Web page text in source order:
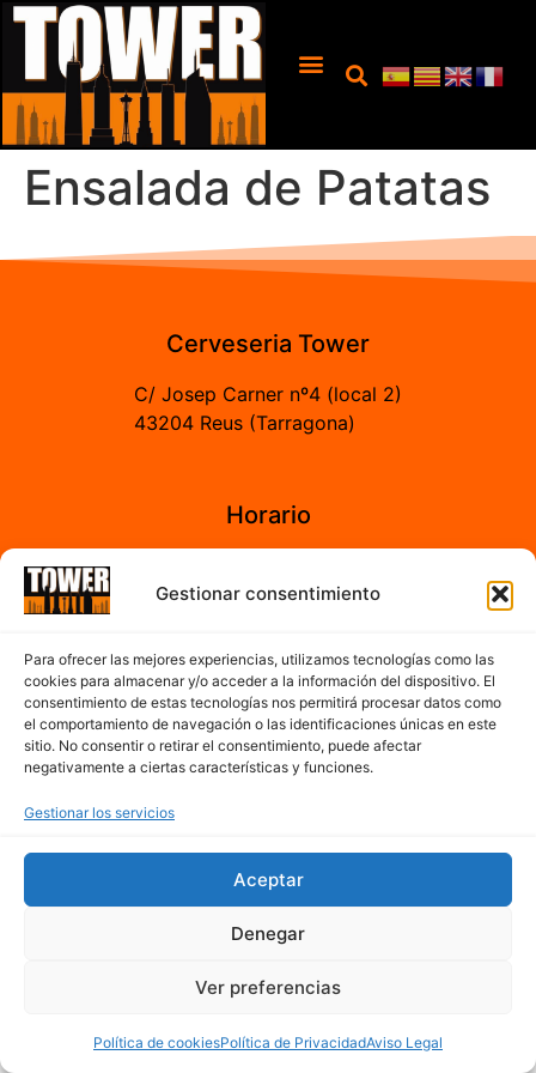
Gestionar consentimiento
Para ofrecer las mejores experiencias, utilizamos tecnologías como las
cookies para almacenar y/o acceder a la información del dispositivo. El
consentimiento de estas tecnologías nos permitirá procesar datos como
el comportamiento de navegación o las identificaciones únicas en este
sitio. No consentir o retirar el consentimiento, puede afectar
negativamente a ciertas características y funciones.
Gestionar los servicios
Aceptar
Denegar
Ver preferencias
Política de cookiesPolítica de PrivacidadAviso Legal
Ensalada de Patatas
Cerveseria Tower
C/ Josep Carner nº4 (local 2)
43204 Reus (Tarragona)
Horario
A partir de las 7:00h hasta 17:00h de la tarde
De Lunes a Sábado
Contacto
977 300 763
cerveseriatower@hotmail.com
Mapa del sitio